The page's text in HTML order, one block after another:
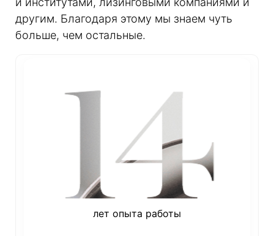
другим. Благодаря этому мы знаем чуть
больше, чем остальные.
лет опыта работы